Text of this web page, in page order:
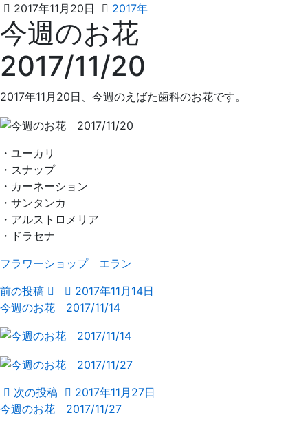
2017年11月20日
2017年2021
日
え
今週のお花
2017/11/20
2017年11月20日、今週のえばた歯科のお花です。
・ユーカリ
・スナップ
・カーネーション
・サンタンカ
・アルストロメリア
・ドラセナ
フラワーショップ エラン
前の投稿
2017年11月14日
今週のお花 2017/11/14
次の投稿
2017年11月27日
今週のお花 2017/11/27